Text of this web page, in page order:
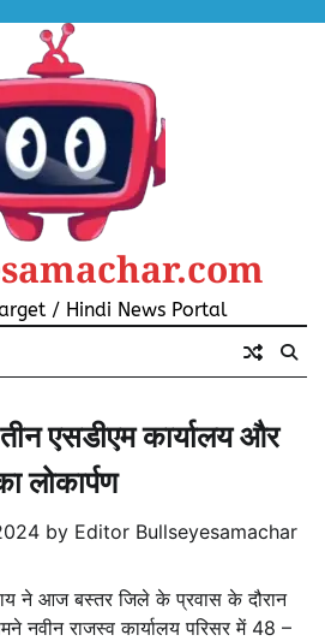
/ Hindi News Portal
एसडीएम कार्यालय और
लोकार्पण
by Editor Bullseyesamachar
ने आज बस्तर जिले के प्रवास के दौरान
नवीन राजस्व कार्यालय परिसर में 48 –